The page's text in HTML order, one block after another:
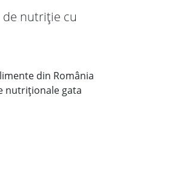
de nutriție cu
din România
nutriționale gata